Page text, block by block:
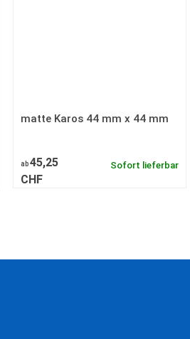
matte Karos 44 mm x 44 mm
ab45,25
CHF
Sofort lieferbar